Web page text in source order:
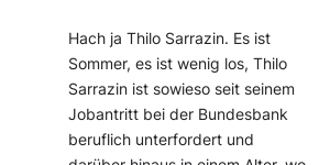
Hach ja Thilo Sarrazin. Es ist
Sommer, es ist wenig los, Thilo
Sarrazin ist sowieso seit seinem
Jobantritt bei der Bundesbank
beruflich unterfordert und